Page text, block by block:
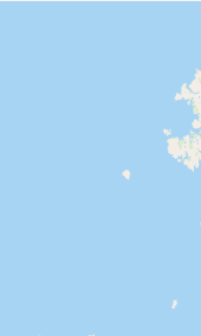
balnéaire de
offrez-vous un séjour
son
falaises et